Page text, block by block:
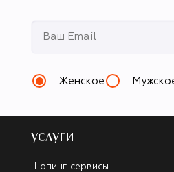
Женское
УСЛУГИ
Шопинг-сервисы